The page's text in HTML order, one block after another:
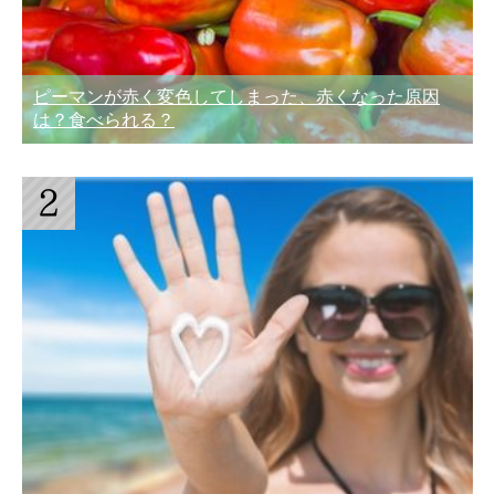
ピーマンが赤く変色してしまった、赤くなった原因
は？食べられる？